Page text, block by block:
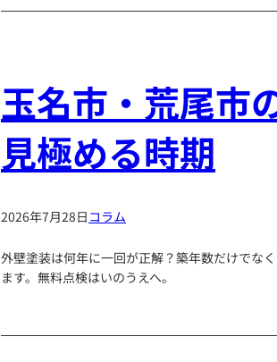
玉名市・荒尾市
見極める時期
2026年7月28日 コラム
外壁塗装は何年に一回が正解？築年数だけでな
ます。無料点検はいのうえへ。